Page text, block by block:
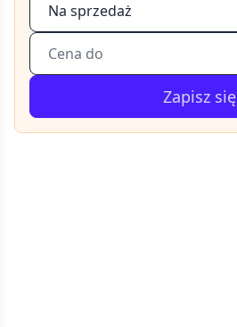
Na sprzedaż
Cena do
Zapisz się